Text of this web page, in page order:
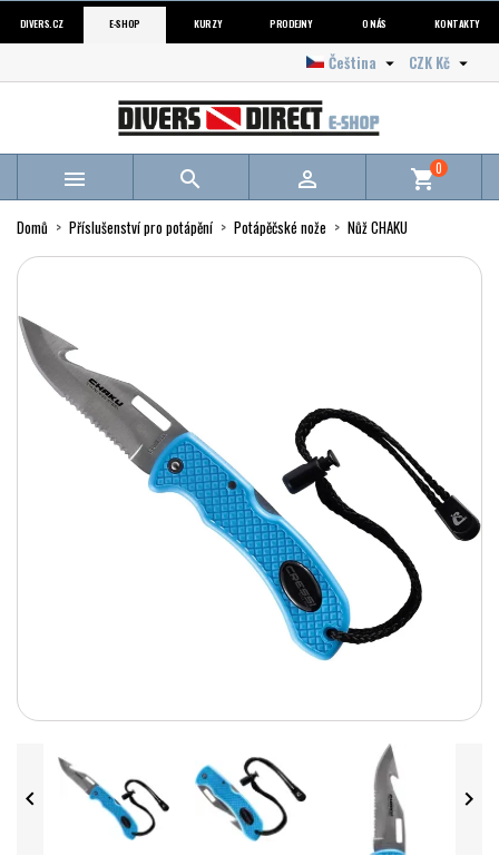
DIVERS.CZ E-SHOP KURZY PRODEJNY O NÁS KONTAKTY
CZK Kč 
Čeština 
   shopping_cart0
Domů Příslušenství pro potápění Potápěčské nože Nůž CHAKU
 